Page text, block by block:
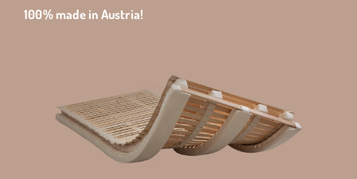
100% made in Austria!